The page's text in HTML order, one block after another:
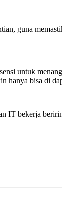
guna
untuk
bisa di
IT bekerja